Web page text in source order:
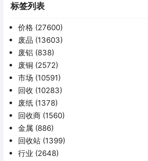
标签列表
价格 (27600)
废品 (13603)
废铝 (838)
废铜 (2572)
市场 (10591)
回收 (10283)
废纸 (1378)
回收商 (1560)
金属 (886)
回收站 (1399)
行业 (2648)